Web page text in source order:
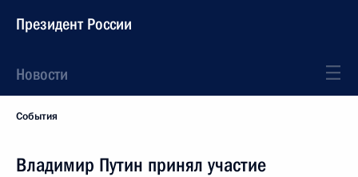
Президент России
Новости
События
Владимир Путин принял участие